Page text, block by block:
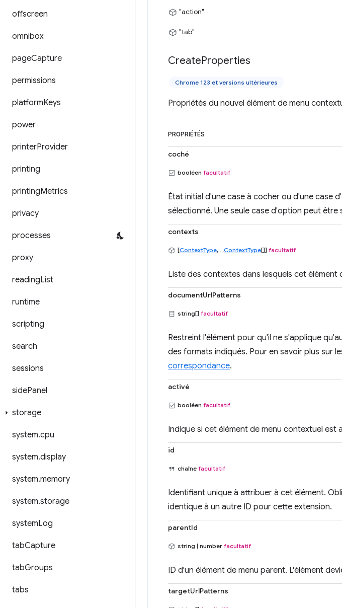
offscreen
omnibox
pageCapture
permissions
platformKeys
power
printerProvider
printing
printingMetrics
privacy
processes
proxy
readingList
runtime
scripting
search
sessions
sidePanel
storage
system.cpu
system.display
system.memory
system.storage
systemLog
tabCapture
tabGroups
tabs
"action"
"tab"
CreateProperties
Chrome 123 et versions ultérieures
Propriétés du nouvel élément de menu
PROPRIÉTÉS
coché
booléen facultatif
État initial d'une case à cocher ou d'une case
sélectionné. Une seule case d'option peut
contexts
[ContextType, ...ContextType[]] facultatif
Liste des contextes dans lesquels cet
documentUrlPatterns
string[] facultatif
Restreint l'élément pour qu'il ne s'applique
des formats indiqués. Pour en savoir plus sur
correspondance.
activé
booléen facultatif
Indique si cet élément de menu contextuel
id
chaîne facultatif
Identifiant unique à attribuer à cet élément.
identique à un autre ID pour cette extension.
parentId
string | number facultatif
ID d'un élément de menu parent. L'élément
targetUrlPatterns